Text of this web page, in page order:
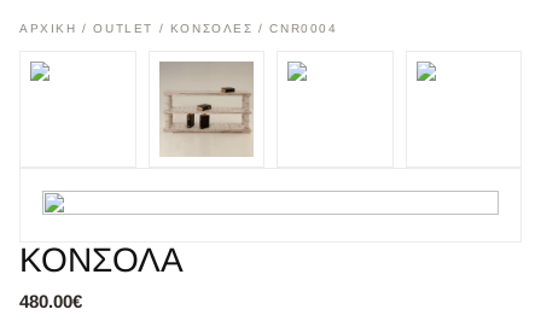
ΑΡΧΙΚΉ /OUTLET / ΚΟΝΣΟΛΕΣ/ CNR0004
ΚΟΝΣΟΛΑ
480.00€